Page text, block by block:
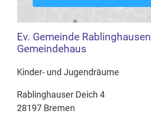
Ev. Gemeinde
Gemeindehaus
Kinder- und Jugendräume
Rablinghauser Deich 4
28197 Bremen